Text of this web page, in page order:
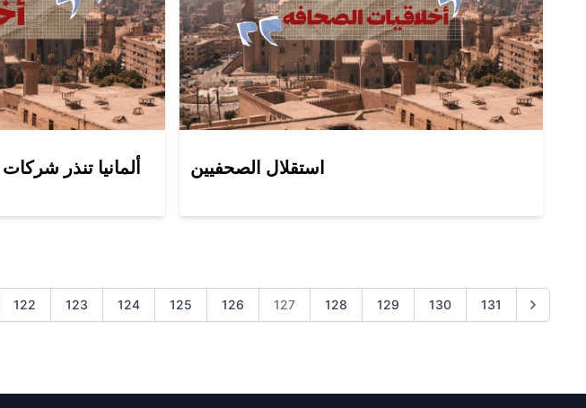
ألمانيا تنذر
استقلال الصحفيين
122 123 124 125 126 127 128 129 130 131